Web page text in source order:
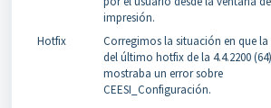
impresión.
Hotfix
Corregimos la situación en que
del último hotfix de la 4.4.2200
mostraba un error sobre
CEESI_Configuración.